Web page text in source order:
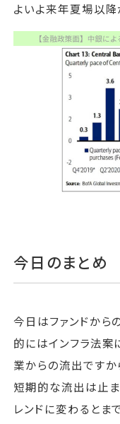
よいよ来年夏場以降
今日のまとめ
今日はファンドから
的にはインフラ法案
業からの流出ですか
短期的な流出は止ま
レンドに変わるとま